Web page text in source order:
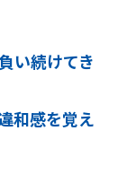
い続けてき
和感を覚え